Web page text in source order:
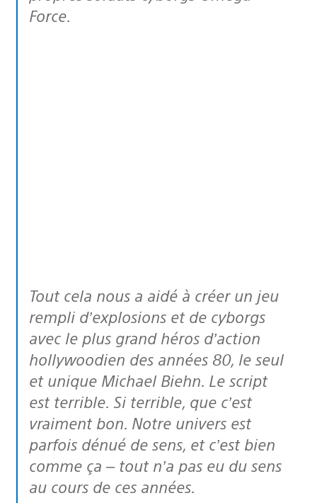
Force.
Tout cela nous a aidé à créer un jeu
rempli d’explosions et de cyborgs
avec le plus grand héros d’action
hollywoodien des années 80, le seul
et unique Michael Biehn. Le script
est terrible. Si terrible, que c’est
vraiment bon. Notre univers est
parfois dénué de sens, et c’est bien
comme ça – tout n’a pas eu du sens
au cours de ces années.